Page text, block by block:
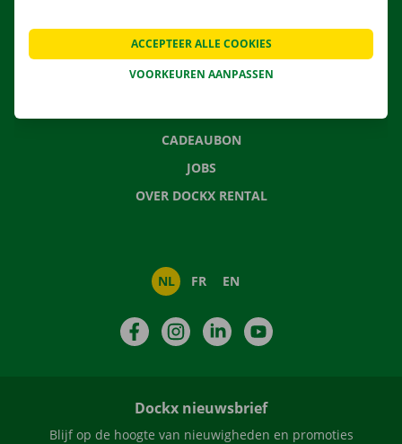
CONTACTEER ONS
VEELGESTELDE VRAGEN
CADEAUBON
JOBS
OVER DOCKX RENTAL
NL FR EN
FacebookInstagramLinkedIn
Dockx nieuwsbrief
Blijf op de hoogte van nieuwigheden en promoties
VOORKEUREN AANPASSEN
ACCEPTEER ALLE COOKIES